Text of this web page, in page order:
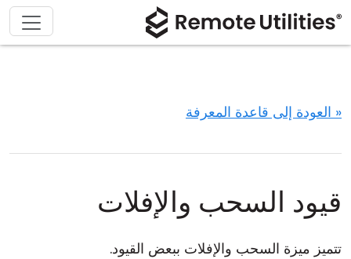
« العودة إلى قاعدة المعرفة
قيود السحب والإفلات
تتميز ميزة السحب والإفلات ببعض القيود.